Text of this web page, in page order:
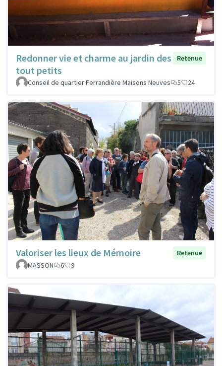
Redonner vie et charme au jardin des
tout petits
Retenue
Conseil de quartier Ferrandière Maisons Neuves 5 24
Valoriser les lieux de Mémoire
Retenue
MASSON
6 9